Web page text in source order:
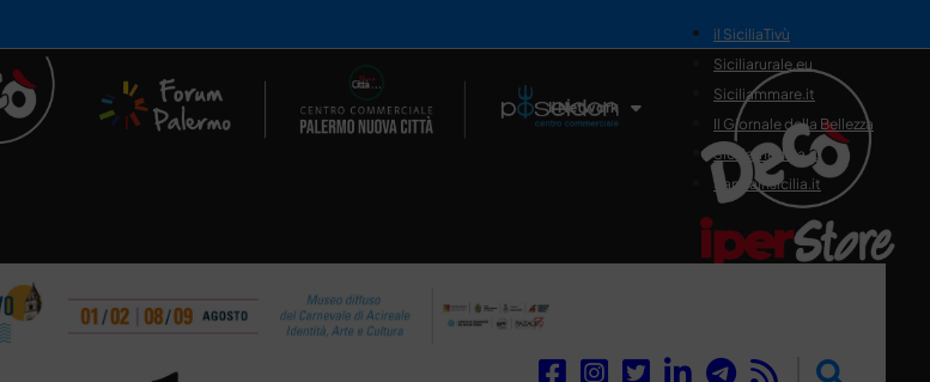
Il Network
il SiciliaTivù
Siciliarurale.eu
Siciliammare.it
Il Giornale della Bellezza
Siciliamedica.it
Sanitainsicilia.it